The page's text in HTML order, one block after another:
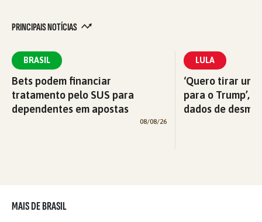
PRINCIPAIS NOTÍCIAS
BRASIL
Bets podem financiar
tratamento pelo SUS para
dependentes em apostas
08/08/26
LULA
‘Quero tirar
para o Trump’,
dados de
MAIS DE BRASIL